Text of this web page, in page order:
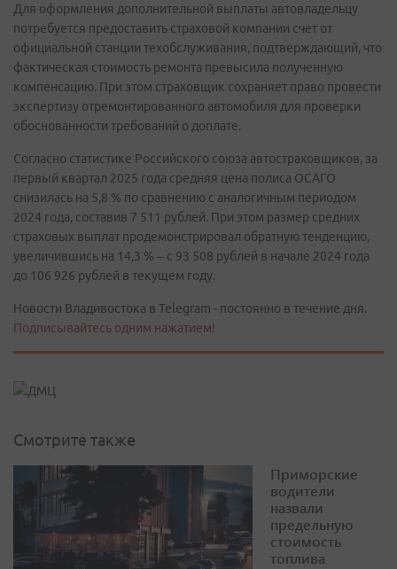
Для оформления дополнительной выплаты автовладельцу
потребуется предоставить страховой компании счет от
официальной станции техобслуживания, подтверждающий, что
фактическая стоимость ремонта превысила полученную
компенсацию. При этом страховщик сохраняет право провести
экспертизу отремонтированного автомобиля для проверки
обоснованности требований о доплате.
Согласно статистике Российского союза автостраховщиков, за
первый квартал 2025 года средняя цена полиса ОСАГО
снизилась на 5,8 % по сравнению с аналогичным периодом
2024 года, составив 7 511 рублей. При этом размер средних
страховых выплат продемонстрировал обратную тенденцию,
увеличившись на 14,3 % – с 93 508 рублей в начале 2024 года
до 106 926 рублей в текущем году.
Новости Владивостока в Telegram - постоянно в течение дня.
Подписывайтесь одним нажатием!
Смотрите также
Приморские
водители
назвали
предельную
стоимость
топлива